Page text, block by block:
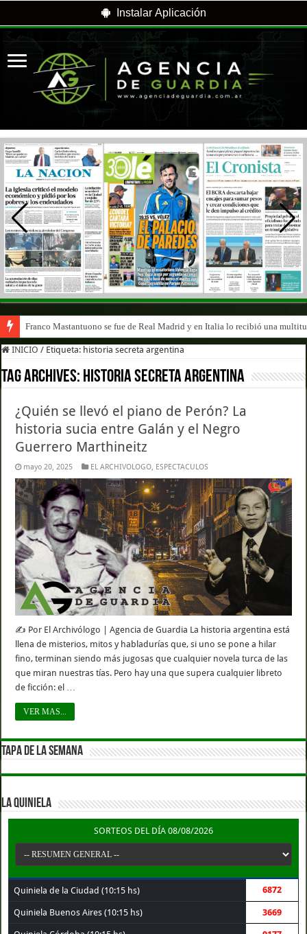
Instalar Aplicación
Franco Mastantuono se fue de Real Madrid y en Italia lo recibió una
INICIO / Etiqueta: historia secreta argentina
Tag Archives: historia secreta argentina
¿Quién se llevó el piano de Perón? La
historia sucia entre Galán y el Negro
Guerrero Marthineitz
mayo 20, 2025 EL ARCHIVOLOGO, ESPECTACULOS
✍️ Por El Archivólogo | Agencia de Guardia La historia argentina está
llena de misterios, mitos y habladurías que, si uno se pone a hilar
fino, terminan siendo más jugosas que cualquier novela turca de las
que miran nuestras tías. Pero hay una que supera cualquier libreto
de ficción: el …
VER MAS...
TAPA DE LA SEMANA
LA QUINIELA
SORTEOS DEL DÍA 08/08/2026
Quiniela de la Ciudad (10:15 hs) 6872
Quiniela Buenos Aires (10:15 hs) 3669